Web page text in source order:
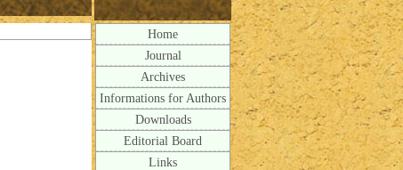
Home
Journal
Archives
Informations for Authors
Downloads
Editorial Board
Links